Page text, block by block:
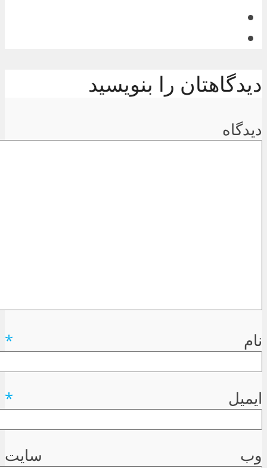
دیدگاهتان را بنویسید
دیدگاه
نام *
ایمیل *
وب سایت